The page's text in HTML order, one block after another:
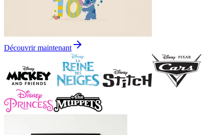
Découvrir maintenant